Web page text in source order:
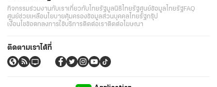
กิจกรรมร่วมงานกับเราเกี่ยวกับไทยรัฐมูลนิธิไทยรัฐศูนย์ข้อมูลไทยรัฐFAQ
ศูนย์ช่วยเหลือนโยบายคุ้มครองข้อมูลส่วนบุคคลไทยรัฐกรุ๊ป
เงื่อนไขข้อตกลงการใช้บริการติดต่อเราติดต่อโฆษณา
ติดตามเราได้ที่